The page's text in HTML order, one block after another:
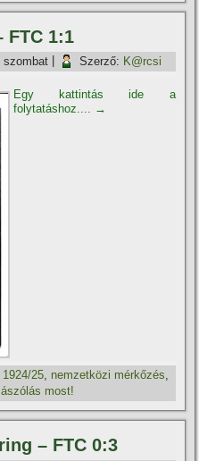
FTC 1:1
szombat Szerző: K@rcsi
Egy kattintás ide a
folytatáshoz.... →
1924/25 nemzetközi mérkőzés
most!
– FTC 0:3